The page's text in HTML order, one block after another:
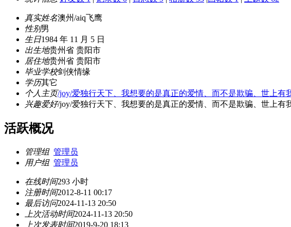
真实姓名澳州/aiq飞鹰
性别男
生日1984 年 11 月 5 日
出生地贵州省 贵阳市
居住地贵州省 贵阳市
毕业学校剑侠情缘
学历其它
个人主页/joy/爱独行天下、我想要的是真正的爱情、而不是欺骗、世上有
兴趣爱好/joy/爱独行天下、我想要的是真正的爱情、而不是欺骗、世上有
活跃概况
管理组 管理员
用户组 管理员
在线时间293 小时
注册时间2012-8-11 00:17
最后访问2024-11-13 20:50
上次活动时间2024-11-13 20:50
上次发表时间2019-9-20 18:13